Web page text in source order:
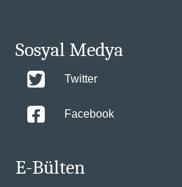
Sosyal Medya
Twitter
Facebook
E-Bülten